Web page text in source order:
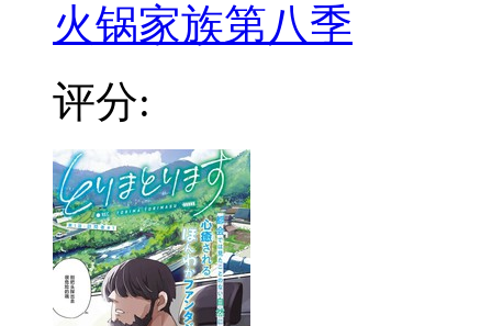
火锅家族第八季
评分: